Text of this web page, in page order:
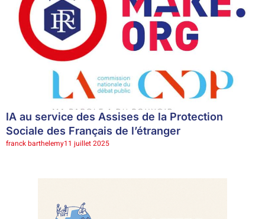
IA au service des Assises de la Protection
Sociale des Français de l’étranger
franck barthelemy11 juillet 2025